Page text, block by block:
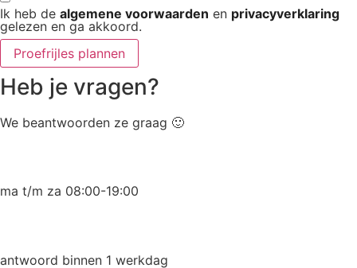
Ik heb de algemene voorwaarden en privacyverklaring
gelezen en ga akkoord.
Proefrijles plannen
Heb je vragen?
We beantwoorden ze graag 🙂
ma t/m za 08:00-19:00
antwoord binnen 1 werkdag